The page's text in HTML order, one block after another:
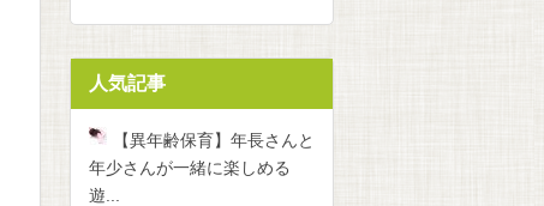
人気記事
【異年齢保育】年長さんと
年少さんが一緒に楽しめる
遊...